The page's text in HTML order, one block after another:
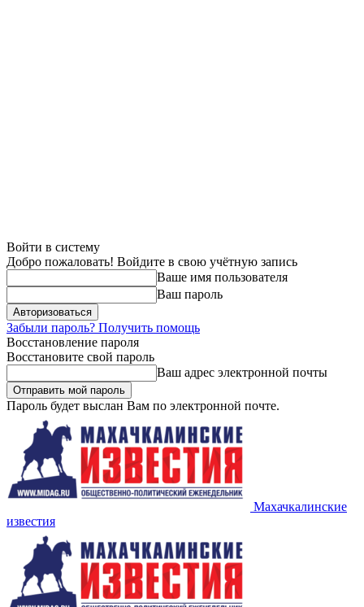
Войти в систему
Добро пожаловать! Войдите в свою учётную запись
Ваше имя пользователя
Ваш пароль
Забыли пароль? Получить помощь
Восстановление пароля
Восстановите свой пароль
Ваш адрес электронной почты
Пароль будет выслан Вам по электронной почте.
Махачкалинские
известия